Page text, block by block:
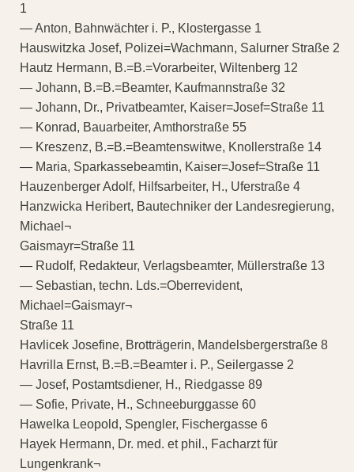
1
— Anton, Bahnwächter i. P., Klostergasse 1
Hauswitzka Josef, Polizei=Wachmann, Salurner Straße 2
Hautz Hermann, B.=B.=Vorarbeiter, Wiltenberg 12
— Johann, B.=B.=Beamter, Kaufmannstraße 32
— Johann, Dr., Privatbeamter, Kaiser=Josef=Straße 11
— Konrad, Bauarbeiter, Amthorstraße 55
— Kreszenz, B.=B.=Beamtenswitwe, Knollerstraße 14
— Maria, Sparkassebeamtin, Kaiser=Josef=Straße 11
Hauzenberger Adolf, Hilfsarbeiter, H., Uferstraße 4
Hanzwicka Heribert, Bautechniker der Landesregierung,
Michael¬
Gaismayr=Straße 11
— Rudolf, Redakteur, Verlagsbeamter, Müllerstraße 13
— Sebastian, techn. Lds.=Oberrevident,
Michael=Gaismayr¬
Straße 11
Havlicek Josefine, Brotträgerin, Mandelsbergerstraße 8
Havrilla Ernst, B.=B.=Beamter i. P., Seilergasse 2
— Josef, Postamtsdiener, H., Riedgasse 89
— Sofie, Private, H., Schneeburggasse 60
Hawelka Leopold, Spengler, Fischergasse 6
Hayek Hermann, Dr. med. et phil., Facharzt für
Lungenkrank¬